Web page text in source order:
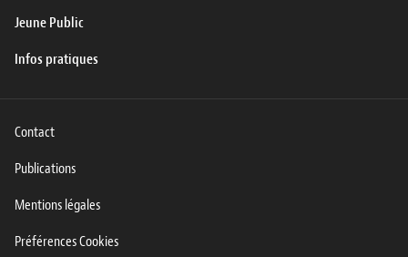
Jeune Public
Infos pratiques
Contact
Publications
Mentions légales
Préférences Cookies